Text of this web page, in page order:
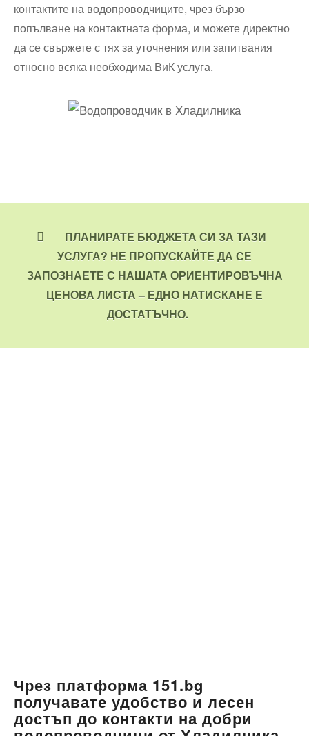
контактите на водопроводчиците, чрез бързо
попълване на контактната форма, и можете директно
да се свържете с тях за уточнения или запитвания
относно всяка необходима ВиК услуга.
ПЛАНИРАТЕ БЮДЖЕТА СИ ЗА ТАЗИ
УСЛУГА? НЕ ПРОПУСКАЙТЕ ДА СЕ
ЗАПОЗНАЕТЕ С НАШАТА ОРИЕНТИРОВЪЧНА
ЦЕНОВА ЛИСТА – ЕДНО НАТИСКАНЕ Е
ДОСТАТЪЧНО.
Чрез платформа 151.bg
получавате удобство и лесен
достъп до контакти на добри